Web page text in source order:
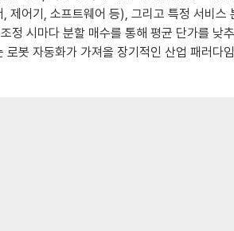
어기, 소프트웨어 등), 그리고 특정 서비
시마다 분할 매수를 통해 평균 단가를 낮
봇 자동화가 가져올 장기적인 산업 패러다